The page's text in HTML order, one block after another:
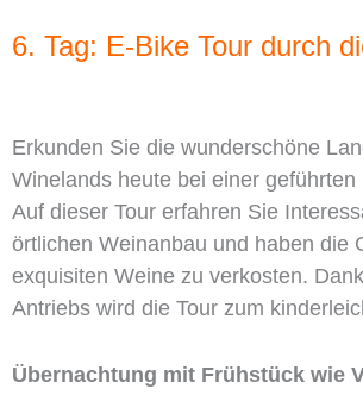
6. Tag: E-Bike Tour durch
Erkunden Sie die wunderschöne
Winelands heute bei einer geführten
Auf dieser Tour erfahren Sie
örtlichen Weinanbau und haben die
exquisiten Weine zu verkosten.
Antriebs wird die Tour zum
Übernachtung mit Frühstück wie